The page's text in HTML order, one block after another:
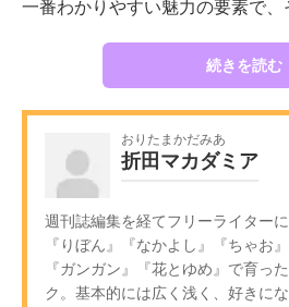
一番わかりやすい魅力の要素で
続きを読む
おりたまかだみあ
折田マカダミア
週刊誌編集を経てフリーライター
『りぼん』『なかよし』『ちゃお
『ガンガン』『花とゆめ』で育っ
ク。基本的には広く浅く、好きに